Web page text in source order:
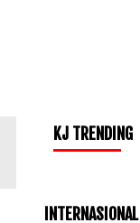
KJ TRENDING
INTERNASIONAL